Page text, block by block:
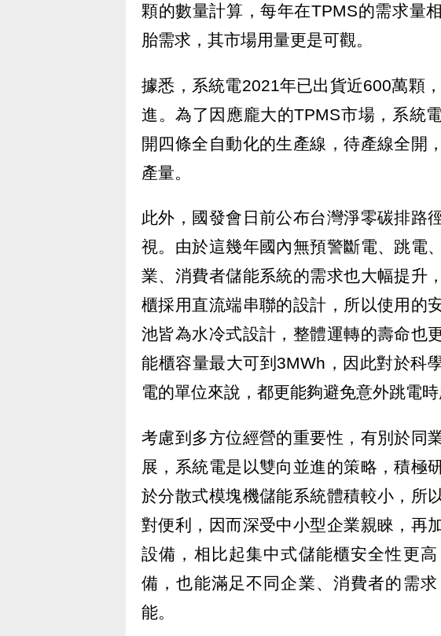
顆的數量計算，每年在TPMS的需求量
胎需求，其市場用量更是可觀。
據悉，系統電2021年已出貨近600萬顆
進。為了因應龐大的TPMS市場，系統
開四條全自動化的生產線，待產線全開
產量。
此外，國發會日前公布台灣淨零碳排路
視。由於這幾年國內無預警斷電、跳電
業、消費者儲能系統的需求也大幅提升
櫃採用直流端串聯的設計，所以使用的
池皆為水冷式設計，整體運轉的壽命也
能櫃容量最大可到3MWh，因此對於科
電的單位來說，都更能夠避免意外跳電時
考慮到多方位經營的重要性，有別於同
展，系統電是以雙向並進的策略，積極
於分散式模塊機儲能系統體積較小，所
對便利，因而深受中小型企業親睞，再
設備，相比起集中式儲能櫃安全性更
備，也能滿足不同企業、消費者的需
能。